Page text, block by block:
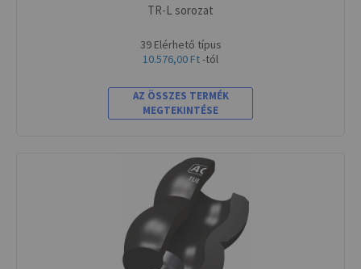
TR-L sorozat
39 Elérhető típus
10.576,00 Ft-tól
AZ ÖSSZES TERMÉK
MEGTEKINTÉSE